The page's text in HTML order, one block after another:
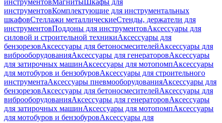
инструментовМагнитыШкафы для
инструментовКомплектующие для инструментальных
шкафовСтеллажи металлическиеСтенды, держатели для
инструментовПоддоны для инструментовАксессуары для
силовой и строительной техникиАксессуары для
бензорезовАксессуары для бетоносмесителейАксессуары для
виброоборудованияАксессуары для генераторовАксессуары
для затирочных машинАксессуары для мотопомпАксессуары
для мотобуров и бензобуровАксессуары для строительного
инструментаАксессуары пневмооборудованияАксессуары для
бензорезовАксессуары для бетоносмесителейАксессуары для
виброоборудованияАксессуары для генераторовАксессуары
для затирочных машинАксессуары для мотопомпАксессуары
для мотобуров и бензобуровАксессуары для